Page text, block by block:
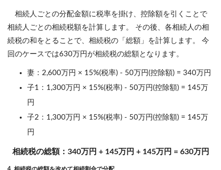
相続人ごとの分配金額に税率を掛け、控除額を引くことで
相続人ごとの相続税額を計算します。 その後、各相続人の相
続税の和をとることで、相続税の「総額」を計算します。 今
回のケースでは630万円が相続税の総額となります。
妻：2,600万円 × 15%(税率) - 50万円(控除額) = 340万円
子1：1,300万円 × 15%(税率) - 50万円(控除額) = 145万
円
子2：1,300万円 × 15%(税率) - 50万円(控除額) = 145万
円
相続税の総額：340万円 + 145万円 + 145万円 = 630万円